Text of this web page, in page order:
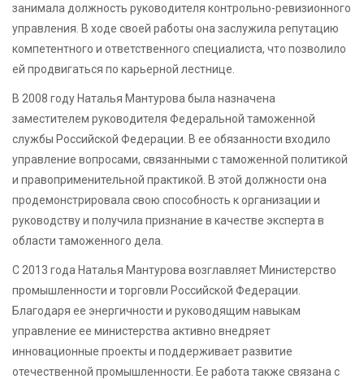
занимала должность руководителя контрольно-ревизионного
управления. В ходе своей работы она заслужила репутацию
компетентного и ответственного специалиста, что позволило
ей продвигаться по карьерной лестнице.
В 2008 году Наталья Мантурова была назначена
заместителем руководителя Федеральной таможенной
службы Российской Федерации. В ее обязанности входило
управление вопросами, связанными с таможенной политикой
и правоприменительной практикой. В этой должности она
продемонстрировала свою способность к организации и
руководству и получила признание в качестве эксперта в
области таможенного дела.
С 2013 года Наталья Мантурова возглавляет Министерство
промышленности и торговли Российской Федерации.
Благодаря ее энергичности и руководящим навыкам
управление ее министерства активно внедряет
инновационные проекты и поддерживает развитие
отечественной промышленности. Ее работа также связана с